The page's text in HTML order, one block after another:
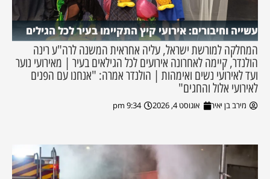
עשייה וחיבורים: אירועי קיץ התקיימו בעיר לכל הגילים
המחלקה למורשת ישראל, עליה אחראית המשנה לרה"ע רינה
הולנדר, קיימה לאחרונה אירועים לכל הגילאים בעיר | מאירועי נוער
ועד לאירועי נשים ואימהות | הולנדר אמרה: "אנחנו עם הפנים
לאירועי אלול והחגים"
מירב בן יאיר אוגוסט 4, 2026 9:34 pm